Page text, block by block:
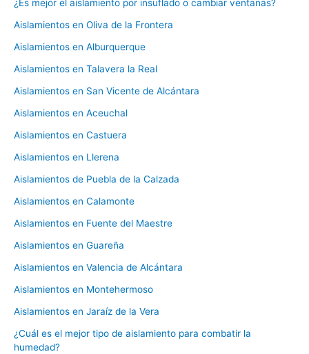
¿Es mejor el aislamiento por insuflado o cambiar ventanas?
Aislamientos en Oliva de la Frontera
Aislamientos en Alburquerque
Aislamientos en Talavera la Real
Aislamientos en San Vicente de Alcántara
Aislamientos en Aceuchal
Aislamientos en Castuera
Aislamientos en Llerena
Aislamientos de Puebla de la Calzada
Aislamientos en Calamonte
Aislamientos en Fuente del Maestre
Aislamientos en Guareña
Aislamientos en Valencia de Alcántara
Aislamientos en Montehermoso
Aislamientos en Jaraíz de la Vera
¿Cuál es el mejor tipo de aislamiento para combatir la
humedad?